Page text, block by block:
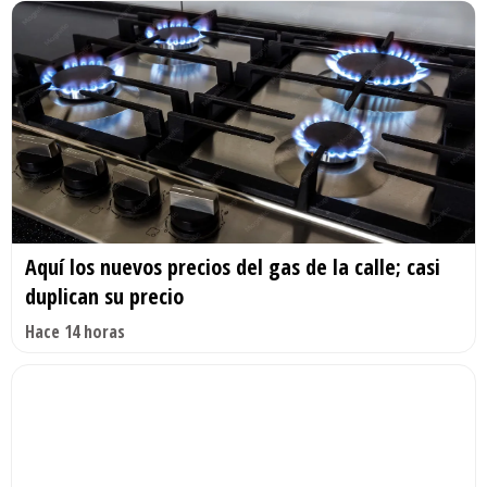
Aquí los nuevos precios del gas de la calle; casi
duplican su precio
Hace 14 horas